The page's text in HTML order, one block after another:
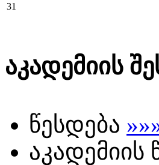
31
აკადემიის
წესდება
აკადემიის